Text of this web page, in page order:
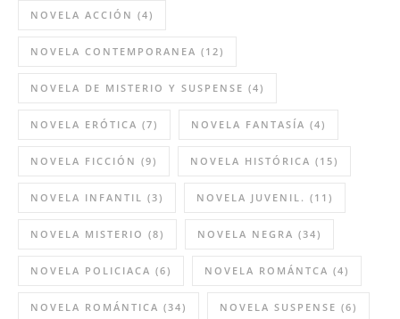
NOVELA ACCIÓN (4)
NOVELA CONTEMPORANEA (12)
NOVELA DE MISTERIO Y SUSPENSE (4)
NOVELA ERÓTICA (7) NOVELA FANTASÍA (4)
NOVELA FICCIÓN (9) NOVELA HISTÓRICA (15)
NOVELA INFANTIL (3) NOVELA JUVENIL. (11)
NOVELA MISTERIO (8) NOVELA NEGRA (34)
NOVELA POLICIACA (6) NOVELA ROMÁNTCA (4)
NOVELA ROMÁNTICA (34) NOVELA SUSPENSE (6)